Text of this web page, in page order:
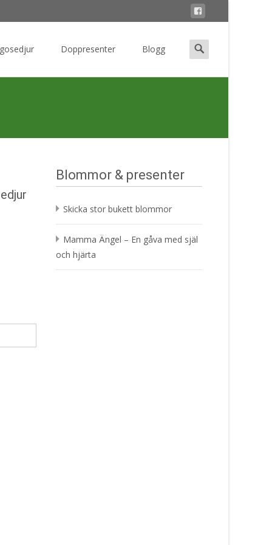
Doppresenter Blogg
Search
for:
Blommor & presenter
Skicka stor bukett blommor
Mamma Ängel – En gåva med själ
och hjärta